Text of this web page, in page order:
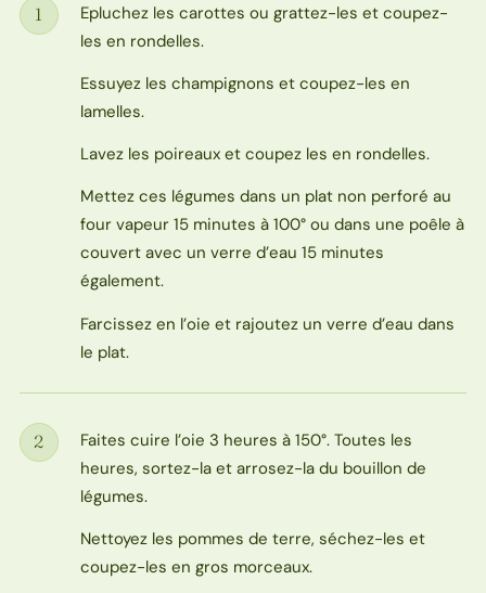
Étape
1
Epluchez les carottes ou grattez-les et coupez-
les en rondelles.
Essuyez les champignons et coupez-les en
lamelles.
Lavez les poireaux et coupez les en rondelles.
Mettez ces légumes dans un plat non perforé au
four vapeur 15 minutes à 100° ou dans une poêle à
couvert avec un verre d’eau 15 minutes
également.
Farcissez en l’oie et rajoutez un verre d’eau dans
le plat.
Étape
2
Faites cuire l’oie 3 heures à 150°. Toutes les
heures, sortez-la et arrosez-la du bouillon de
légumes.
Nettoyez les pommes de terre, séchez-les et
coupez-les en gros morceaux.